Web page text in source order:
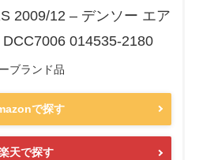
2009/12 – デンソー エア
014535-2180
ブランド品
で探す
天で探す